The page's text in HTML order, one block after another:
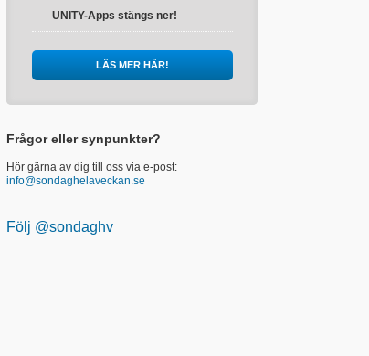
UNITY-Apps stängs ner!
LÄS MER HÄR!
Frågor eller synpunkter?
Hör gärna av dig till oss via e-post:
info@sondaghelaveckan.se
Följ @sondaghv